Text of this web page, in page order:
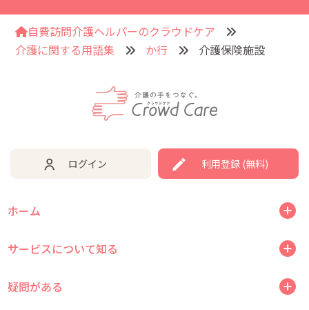
自費訪問介護ヘルパーのクラウドケア
介護に関する用語集
か行 介護保険施設
ログイン 利用登録 (無料)
ホーム
サービスについて知る
疑問がある